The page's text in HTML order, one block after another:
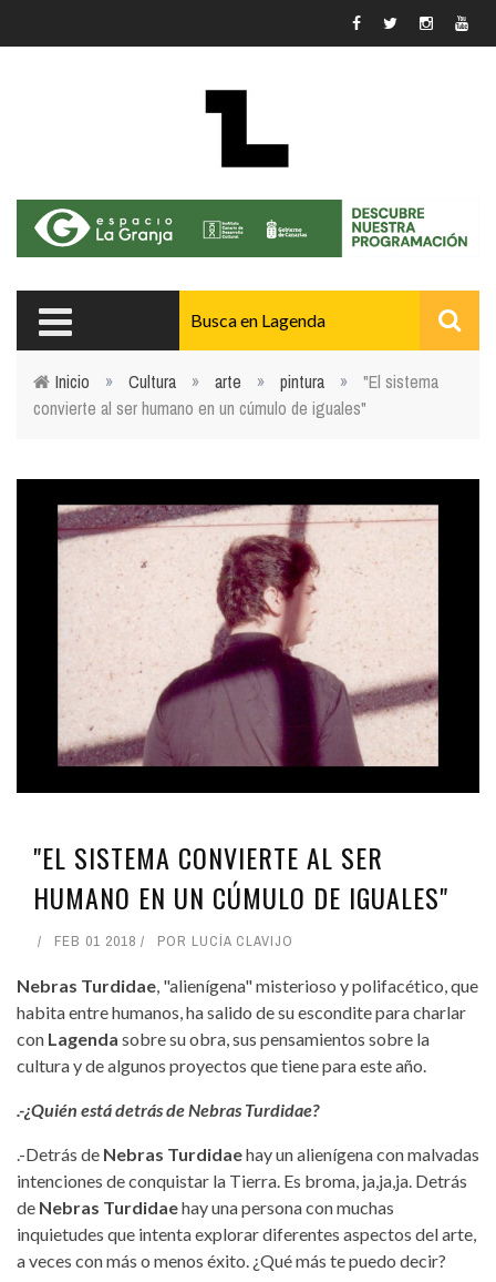
Usted está aquí
Inicio » Cultura » arte » pintura »
"El sistema
convierte al ser humano en un cúmulo de iguales"
"EL SISTEMA CONVIERTE AL SER
HUMANO EN UN CÚMULO DE IGUALES"
FEB 01 2018 POR LUCÍA CLAVIJO
Nebras Turdidae, "alienígena" misterioso y polifacético, que
habita entre humanos, ha salido de su escondite para charlar
con Lagenda sobre su obra, sus pensamientos sobre la
cultura y de algunos proyectos que tiene para este año.
.-¿Quién está detrás de Nebras Turdidae?
.-Detrás de Nebras Turdidaehay un alienígena con malvadas
intenciones de conquistar la Tierra. Es broma, ja,ja,ja. Detrás
de Nebras Turdidaehay una persona con muchas
inquietudes que intenta explorar diferentes aspectos del arte,
a veces con más o menos éxito. ¿Qué más te puedo decir?